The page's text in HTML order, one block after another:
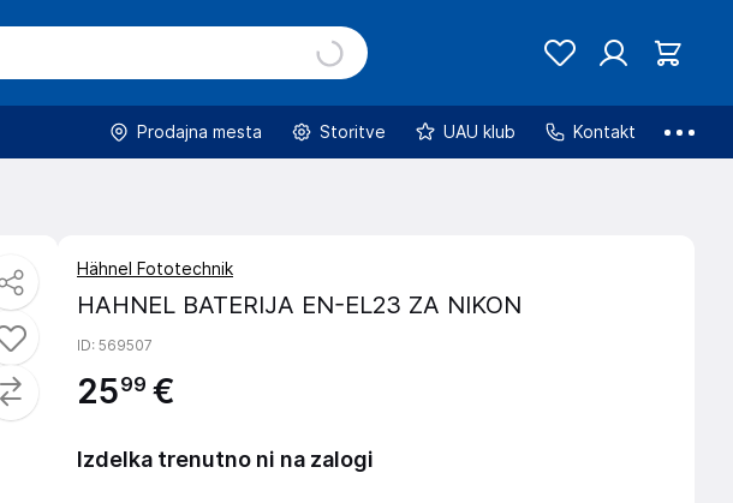
Prodajna mesta Storitve UAU klub Kontakt
Hähnel Fototechnik
HAHNEL BATERIJA EN-EL23 ZA NIKON
ID: 569507
2599 €
Izdelka trenutno ni na zalogi